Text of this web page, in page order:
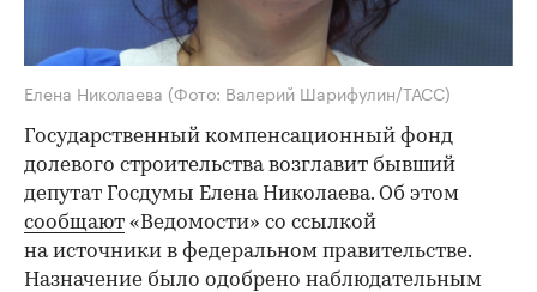
Елена Николаева (Фото: Валерий Шарифулин/ТАСС)
Государственный компенсационный фонд
долевого строительства возглавит бывший
депутат Госдумы Елена Николаева. Об этом
сообщают «Ведомости» со ссылкой
на источники в федеральном правительстве.
Назначение было одобрено наблюдательным